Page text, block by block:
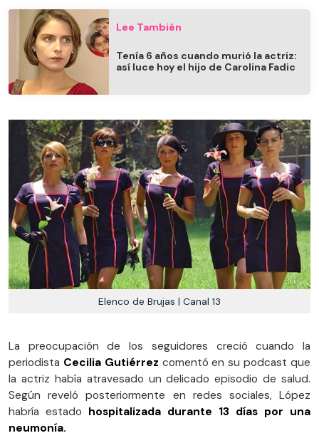
Lee También
Tenía 6 años cuando murió la actriz:
así luce hoy el hijo de Carolina Fadic
Elenco de Brujas | Canal 13
La preocupación de los seguidores creció cuando la
periodista Cecilia Gutiérrez comentó en su podcast que
la actriz había atravesado un delicado episodio de salud.
Según reveló posteriormente en redes sociales, López
habría estado hospitalizada durante 13 días por una
neumonía.